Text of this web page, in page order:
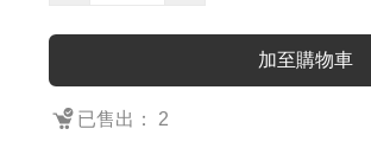
加至購物車
已售出： 2